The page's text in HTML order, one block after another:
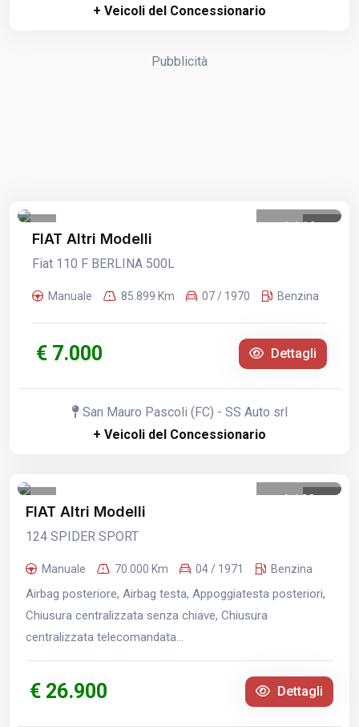
+ Veicoli del Concessionario
Pubblicità
1 /16
FIAT Altri Modelli
Fiat 110 F BERLINA 500L
Manuale 85.899 Km 07 / 1970 Benzina
€ 7.000 Dettagli
San Mauro Pascoli (FC) - SS Auto srl
+ Veicoli del Concessionario
1 /33
FIAT Altri Modelli
124 SPIDER SPORT
Manuale 70.000 Km 04 / 1971 Benzina
Airbag posteriore, Airbag testa, Appoggiatesta posteriori,
Chiusura centralizzata senza chiave, Chiusura
centralizzata telecomandata...
€ 26.900 Dettagli